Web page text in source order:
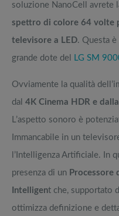
soluzione NanoCell avrete
spettro di colore 64 volte
televisore a LED. Questa
grande dote del
LG SM
Ovviamente la qualità
dal 4K Cinema HDR e
L’aspetto sonoro è
Immancabile in un
l’Intelligenza Artificiale. In
presenza di un Processore
Intelligent che, supportato
ottimizza definizione e